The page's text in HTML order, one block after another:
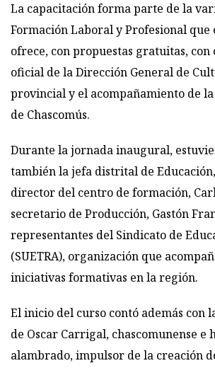
La capacitación forma parte de la
Formación Laboral y Profesional que
ofrece, con propuestas gratuitas,
oficial de la Dirección General de
provincial y el acompañamiento de
de Chascomús.
Durante la jornada inaugural,
también la jefa distrital de
director del centro de formación,
secretario de Producción, Gastón
representantes del Sindicato de
(SUETRA), organización que
iniciativas formativas en la región.
El inicio del curso contó además con
de Oscar Carrigal, chascomunense
alambrado, impulsor de la creación